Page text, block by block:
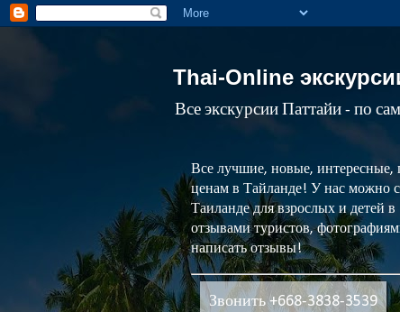
Thai-Online
Все экскурсии Паттайи - по
Все лучшие, новые, интересные,
ценам в Тайланде! У нас можно
Таиланде для взрослых и детей
отзывами туристов,
написать отзывы!
Звонить +668-3838-3539